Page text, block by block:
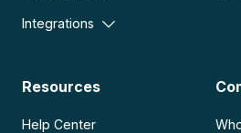
Integrations
Resources
Help Center